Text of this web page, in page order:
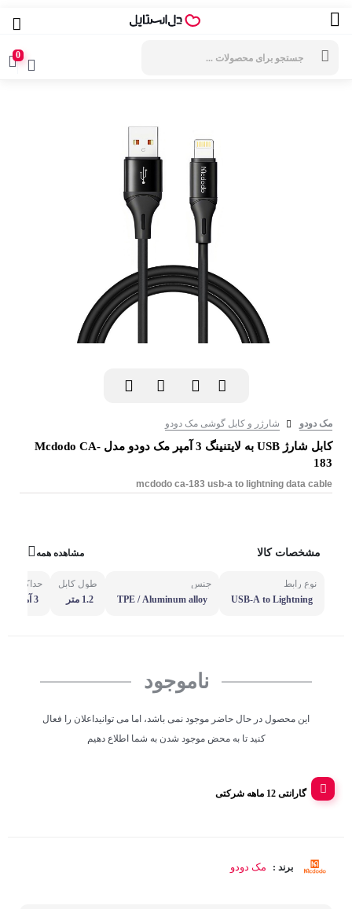
0
مک دودو شارژر و کابل گوشی مک دودو
کابل شارژ USB به لایتنینگ 3 آمپر مک دودو مدل Mcdodo CA-
183
mcdodo ca-183 usb-a to lightning data cable
مشخصات کالا مشاهده همه
نوع رابط
USB-A to Lightning
جنس
TPE / Aluminum alloy
طول کابل
1.2 متر
حداکثر
3 آمپر
ناموجود
این محصول در حال حاضر موجود نمی باشد، اما می توانیداعلان را فعال
کنید تا به محض موجود شدن به شما اطلاع دهیم
گارانتی 12 ماهه شرکتی
برند : مک دودو